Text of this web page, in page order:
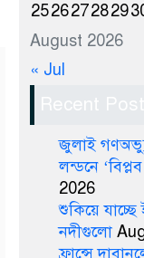
August 2026
2526272829
« Jul
Recent Post
জুলাই
লন্ডনে
2026
শুকিয়ে
নদীগুলো
ফ্রান্সে